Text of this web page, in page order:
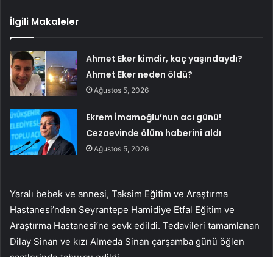
İlgili Makaleler
Ahmet Eker kimdir, kaç yaşındaydı?
Ahmet Eker neden öldü?
Ağustos 5, 2026
Ekrem İmamoğlu’nun acı günü!
Cezaevinde ölüm haberini aldı
Ağustos 5, 2026
Yaralı bebek ve annesi, Taksim Eğitim ve Araştırma
Hastanesi’nden Seyrantepe Hamidiye Etfal Eğitim ve
Araştırma Hastanesi’ne sevk edildi. Tedavileri tamamlanan
Dilay Sinan ve kızı Almeda Sinan çarşamba günü öğlen